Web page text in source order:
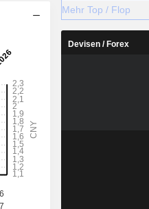
Mehr Top / Flop
Devisen / Forex